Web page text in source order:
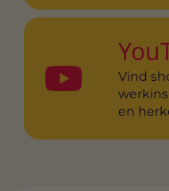
Vind
en